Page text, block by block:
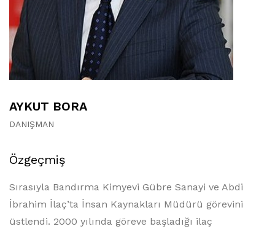
AYKUT BORA
DANIŞMAN
Özgeçmiş
Sırasıyla Bandırma Kimyevi Gübre Sanayi ve Abdi
İbrahim İlaç’ta İnsan Kaynakları Müdürü görevini
üstlendi. 2000 yılında göreve başladığı ilaç